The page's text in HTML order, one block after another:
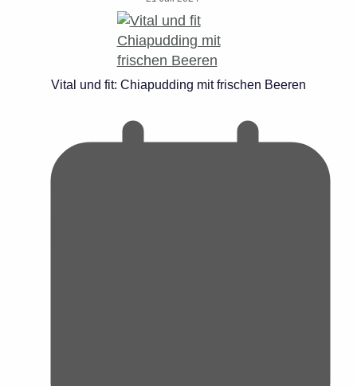
Vital und fit: Chiapudding mit frischen Beeren